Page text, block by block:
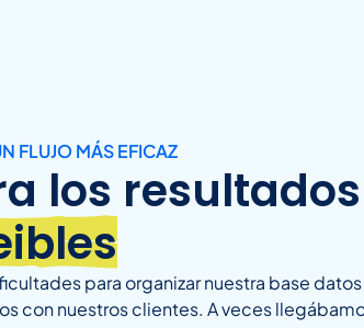
FLUJO MÁS EFICAZ
los
para organizar nuestra base
con nuestros clientes. A veces